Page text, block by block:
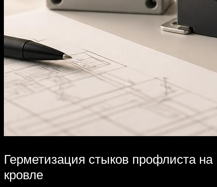
Герметизация стыков профлиста на
кровле